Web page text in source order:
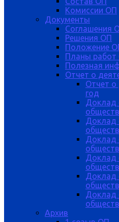
Комиссии ОП
Документы
Соглашения
Решения ОП
Положение
Планы работ
Полезная
Отчет о
Отчет о
год
Доклад
Доклад
Доклад
Доклад
Доклад
Доклад
Архив